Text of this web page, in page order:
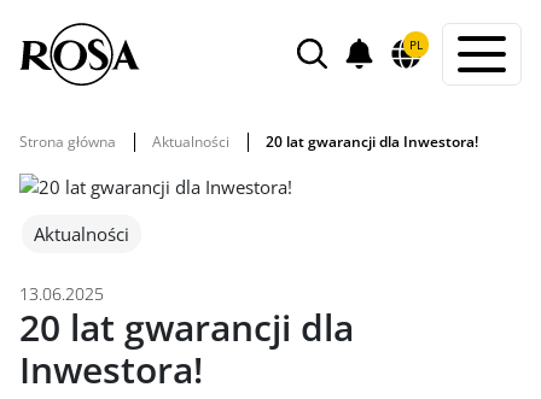
WYSZUKIWARKAPOWIADOMIENIA
PL
Strona główna Aktualności 20 lat gwarancji dla Inwestora!
Aktualności
13.06.2025
20 lat gwarancji dla
Inwestora!